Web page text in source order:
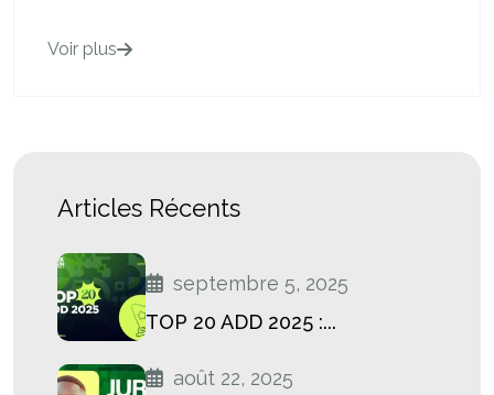
Voir plus
Articles Récents
septembre 5, 2025
TOP 20 ADD 2025 :...
août 22, 2025